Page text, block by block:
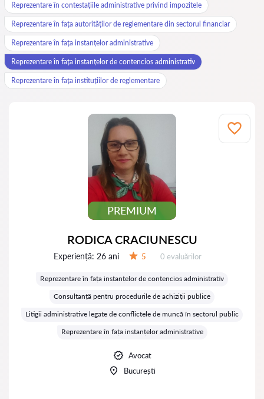
Reprezentare în contestațiile administrative privind impozitele
Reprezentare în fața autorităților de reglementare din sectorul financiar
Reprezentare în fața instanțelor administrative
Reprezentare în fața instanțelor de contencios administrativ
Reprezentare în fața instituțiilor de reglementare
PREMIUM
RODICA CRACIUNESCU
Experiență: 26 ani 5 Evaluărilor:
0 evaluărilor
Reprezentare în fața instanțelor de contencios administrativ
Consultanță pentru procedurile de achiziții publice
Litigii administrative legate de conflictele de muncă în sectorul public
Reprezentare în fața instanțelor administrative
Avocat
București